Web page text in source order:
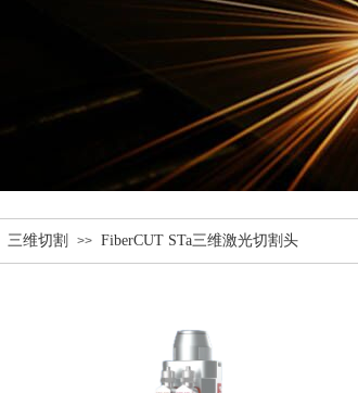
三维切割 >> FiberCUT STa三维激光切割头